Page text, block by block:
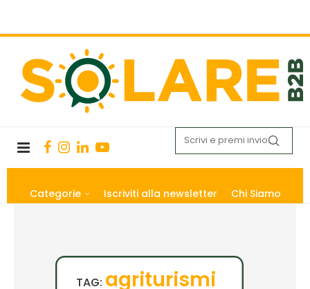
Categorie Iscriviti alla newsletter Chi Siamo
TAG: agriturismi